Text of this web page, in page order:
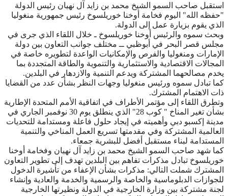
استقبل صاحب السمو الشيخ محمد بن زايد آل نهيان رئيس الدولة
"حفظه الله" اليوم فخامة أوخنا خوريلسوخ رئيس جمهورية منغوليا
الذي يقوم بزيارة عمل إلى الدولة.
وبحث سموه والرئيس أوخنا خوريلسوخ ـ خلال اللقاء الذي جرى في
مجلس قصر البحر في أبوظبي ــ مختلف جوانب التعاون بين دولة
الإمارات ومنغوليا والفرص والإمكانيات الواعدة لتطويره خاصة في
المجالات الاقتصادية والاستثمارية والتنموية والطاقة المتجددة بما
يخدم مصالحهما المشتركة ويدعم التنمية والازدهار في البلدين.
كما تبادل سموه ورئيس منغوليا وجهات النظر بشأن عدد من القضايا
ذات الاهتمام المشترك.
وتطرق اللقاء إلى مؤتمر الأطراف في اتفاقية الأمم المتحدة الإطارية
بشأن تغير المناخ " كوب 28" الذي ينطلق يوم 30 نوفمبر الجاري في
مدينة إكسبو دبي وأهميته في إيجاد حلول فاعلة ومستدامة للتحديات
العالمية المشتركة وفي مقدمتها تسريع العمل المناخي والتنمية
المستدامة لبناء مستقبل أفضل للبشرية جمعاء.
كما شهد صاحب السمو الشيخ محمد بن زايد آل نهيان وفخامة أوخنا
خوريلسوخ تبادل مذكرات تفاهم بين البلدين تهدف إلى تطوير التعاون
المشترك شملت التالي: مذكرات بشأن الإعفاء من تأشيرة الدخول
للجوازات الدبلوماسية والخاصة والرسمية والخدمة والعادية وإنشاء
لجنة مشتركة بين وزارة الخارجية في الدولة ونظيرتها الخارجية